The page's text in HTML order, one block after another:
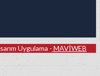
Uygulama - MAVİWEB